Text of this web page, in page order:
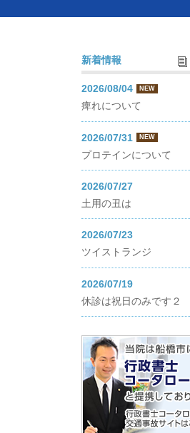
新着情報
2026/08/04 NEW
痺れについて
2026/07/31 NEW
プロテインについて
2026/07/27
土用の丑は
2026/07/23
ツイストランジ
2026/07/19
休診は祝日のみです２